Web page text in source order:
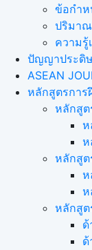
ข้อกำห
ปริมาณ
ความรู้
ปัญญาประดิ
ASEAN
หลักสูตรการ
หลักสูต
ห
ห
หลักสูต
ห
ห
หลักสูต
ด้
ด้